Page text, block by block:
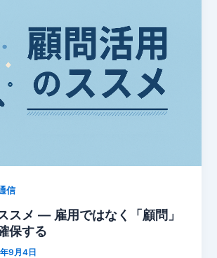
信
スメ ― 雇用ではなく「顧問」
保する
9月4日